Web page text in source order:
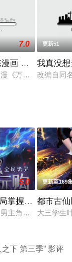
朵正筹划一场大
7.0
画 第一季
《万道魔宗动态漫
更新51
我真没
改编自同
色庾晚音，与同
5.0
掌握零元购·动态
主角陈木携万亿诡
更新至169
都市古
大三学生
之下 第三季” 影评